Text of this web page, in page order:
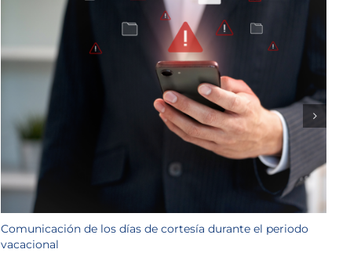
Comunicación de los días de cortesía durante el periodo
vacacional